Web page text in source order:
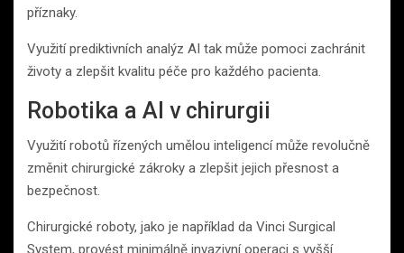
příznaky.
Využití prediktivních analýz AI tak může pomoci zachránit
životy a zlepšit kvalitu péče pro každého pacienta.
Robotika a AI v chirurgii
Využití robotů řízených umělou inteligencí může revolučně
změnit chirurgické zákroky a zlepšit jejich přesnost a
bezpečnost.
Chirurgické roboty, jako je například da Vinci Surgical
System, provést minimálně invazivní operaci s vyšší